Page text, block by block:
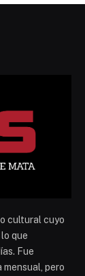
cultural cuyo
que
Fue
pero